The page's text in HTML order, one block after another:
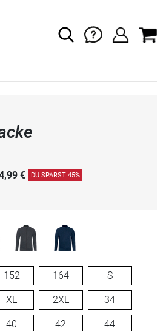
€ DU SPARST 45%
152 164 S
XL 2XL 34
40 42 44